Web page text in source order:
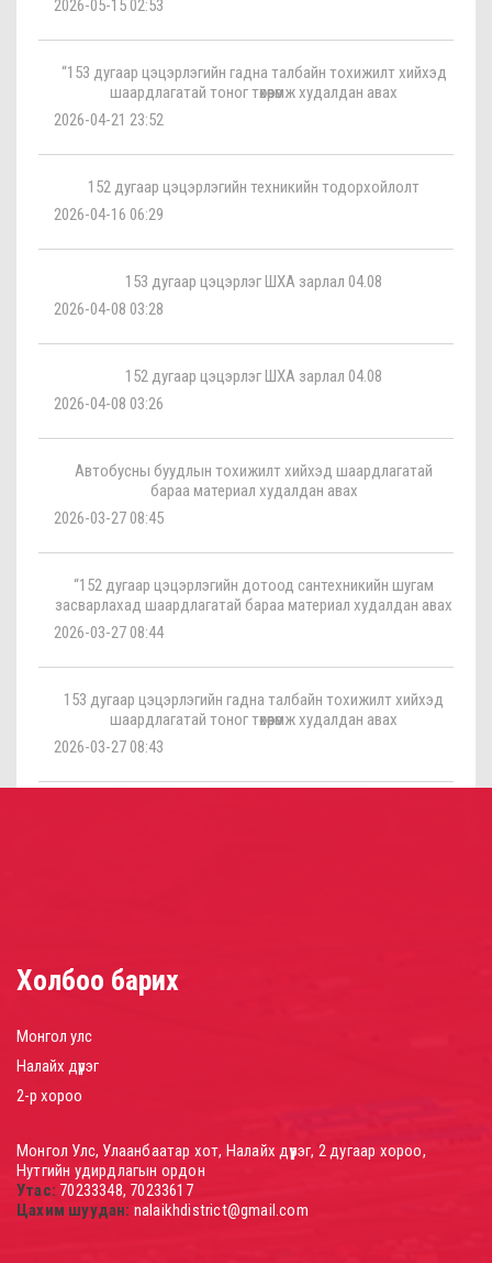
2026-05-15 02:53
“153 дугаар цэцэрлэгийн гадна талбайн тохижилт хийхэд
шаардлагатай тоног төхөөрөмж худалдан авах
2026-04-21 23:52
152 дугаар цэцэрлэгийн техникийн тодорхойлолт
2026-04-16 06:29
153 дугаар цэцэрлэг ШХА зарлал 04.08
2026-04-08 03:28
152 дугаар цэцэрлэг ШХА зарлал 04.08
2026-04-08 03:26
Автобусны буудлын тохижилт хийхэд шаардлагатай
бараа материал худалдан авах
2026-03-27 08:45
“152 дугаар цэцэрлэгийн дотоод сантехникийн шугам
засварлахад шаардлагатай бараа материал худалдан авах
2026-03-27 08:44
153 дугаар цэцэрлэгийн гадна талбайн тохижилт хийхэд
шаардлагатай тоног төхөөрөмж худалдан авах
2026-03-27 08:43
Холбоо барих
Монгол улс
Налайх дүүрэг
2-р хороо
Монгол Улс, Улаанбаатар хот, Налайх дүүрэг, 2 дугаар хороо,
Нутгийн удирдлагын ордон
Утас: 70233348, 70233617
Цахим шуудан: nalaikhdistrict@gmail.com